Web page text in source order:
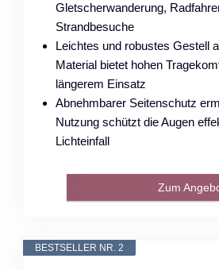
Gletscherwanderung,
Strandbesuche
Leichtes und robustes Gestell
Material bietet hohen
längerem Einsatz
Abnehmbarer Seitenschutz
Nutzung schützt die Augen
Lichteinfall
Zum
BESTSELLER NR. 2